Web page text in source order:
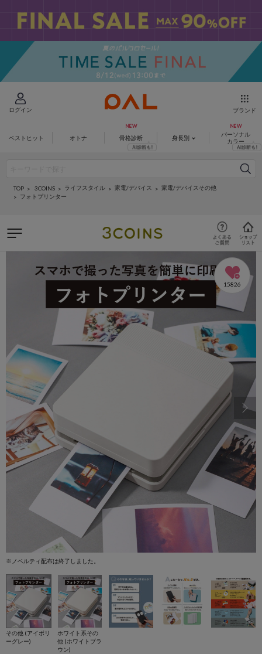
ログイン ブランド
ベストヒット オトナ 骨格診断 身長別
パーソナル
カラー
TOP 3COINS ライフスタイル 家電/デバイス
家電/デバイスその他
フォトプリンター
15826
※ノベルティ配布は終了しました。
その他 (アイボリ
ーグレー)
ホワイト系その
他 (ホワイトブラ
ウン)